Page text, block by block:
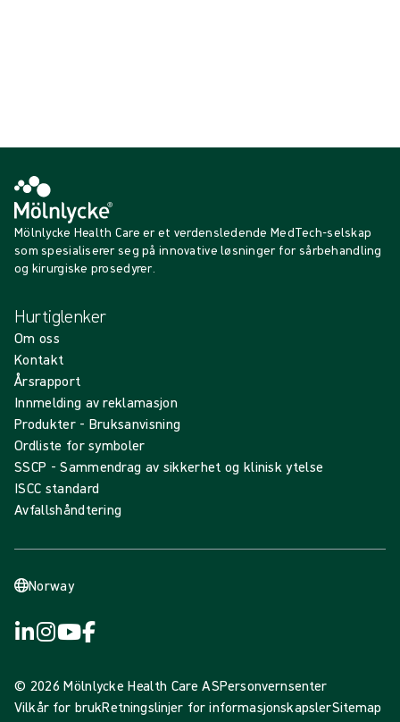
Mölnlycke Health Care er et verdensledende MedTech-selskap
som spesialiserer seg på innovative løsninger for sårbehandling
og kirurgiske prosedyrer.
Hurtiglenker
Om oss
Kontakt
Årsrapport
Innmelding av reklamasjon
Produkter - Bruksanvisning
Ordliste for symboler
SSCP - Sammendrag av sikkerhet og klinisk ytelse
ISCC standard
Avfallshåndtering
Norway
© 2026 Mölnlycke Health Care ASPersonvernsenter
Vilkår for brukRetningslinjer for informasjonskapslerSitemap